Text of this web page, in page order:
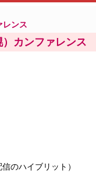
レンス
）カンファレンス
のハイブリット）